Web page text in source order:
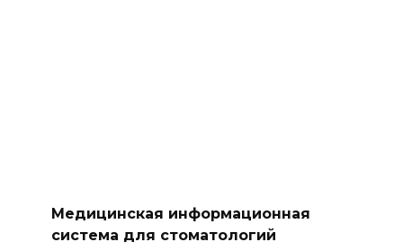
Медицинская информационная
система для стоматологий